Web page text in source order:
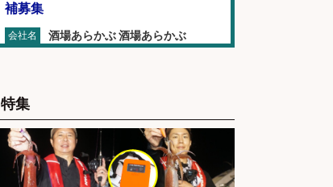
補募集
会社名 酒場あらかぶ 酒場あらかぶ
魚の「バイヤー」貴方の目利きでヒ
ットを生む、裁量バイヤー募集
会社名 株式会社コムライン
sponsored by 求人ボックス
特集